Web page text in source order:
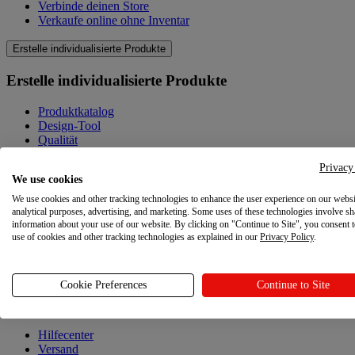
Verbinde deinen Store
Verkaufe online ohne Inventar
Erstelle individualisierte Produkte
Erstelle individualisierte Produkte
Produktkatalog
Design-Tool
Qualität
Wissenswertes
Wissenswertes
Blog
Ressourcen
Hilfecenter
Versand
We use cookies
We use cookies and other tracking technologies to enhance the user experience on our
analytical purposes, advertising, and marketing. Some uses of these technologies involve
information about your use of our website. By clicking on "Continue to Site", you consent
use of cookies and other tracking technologies as explained in our Privacy Policy.
Cookie Preferences Continue to Site